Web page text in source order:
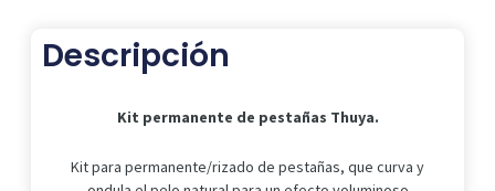
Descripción
Kit permanente de pestañas Thuya.
Kit para permanente/rizado de pestañas, que curva y